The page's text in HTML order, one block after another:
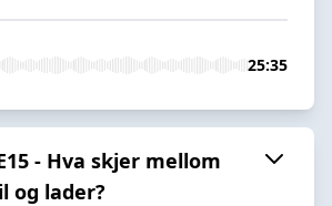
25:35
- Hva skjer mellom
og lader?